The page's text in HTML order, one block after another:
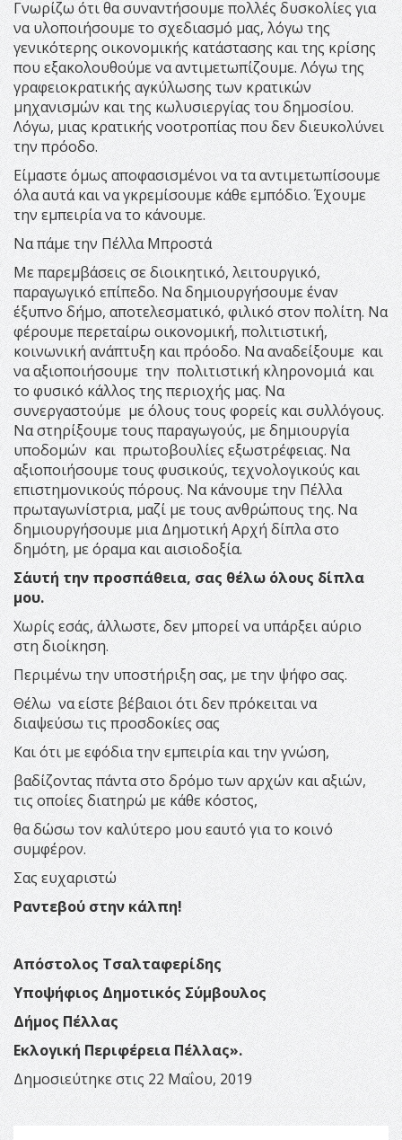
Γνωρίζω ότι θα συναντήσουμε πολλές δυσκολίες για
να υλοποιήσουμε το σχεδιασμό μας, λόγω της
γενικότερης οικονομικής κατάστασης και της κρίσης
που εξακολουθούμε να αντιμετωπίζουμε. Λόγω της
γραφειοκρατικής αγκύλωσης των κρατικών
μηχανισμών και της κωλυσιεργίας του δημοσίου.
Λόγω, μιας κρατικής νοοτροπίας που δεν διευκολύνει
την πρόοδο.
Είμαστε όμως αποφασισμένοι να τα αντιμετωπίσουμε
όλα αυτά και να γκρεμίσουμε κάθε εμπόδιο. Έχουμε
την εμπειρία να το κάνουμε.
Να πάμε την Πέλλα Μπροστά
Με παρεμβάσεις σε διοικητικό, λειτουργικό,
παραγωγικό επίπεδο. Να δημιουργήσουμε έναν
έξυπνο δήμο, αποτελεσματικό, φιλικό στον πολίτη. Να
φέρουμε περεταίρω οικονομική, πολιτιστική,
κοινωνική ανάπτυξη και πρόοδο. Να αναδείξουμε και
να αξιοποιήσουμε την πολιτιστική κληρονομιά και
το φυσικό κάλλος της περιοχής μας. Να
συνεργαστούμε με όλους τους φορείς και συλλόγους.
Να στηρίξουμε τους παραγωγούς, με δημιουργία
υποδομών και πρωτοβουλίες εξωστρέφειας. Να
αξιοποιήσουμε τους φυσικούς, τεχνολογικούς και
επιστημονικούς πόρους. Να κάνουμε την Πέλλα
πρωταγωνίστρια, μαζί με τους ανθρώπους της. Να
δημιουργήσουμε μια Δημοτική Αρχή δίπλα στο
δημότη, με όραμα και αισιοδοξία.
Σ΄αυτή την προσπάθεια, σας θέλω όλους δίπλα
μου.
Χωρίς εσάς, άλλωστε, δεν μπορεί να υπάρξει αύριο
στη διοίκηση.
Περιμένω την υποστήριξη σας, με την ψήφο σας.
Θέλω να είστε βέβαιοι ότι δεν πρόκειται να
διαψεύσω τις προσδοκίες σας
Και ότι με εφόδια την εμπειρία και την γνώση,
βαδίζοντας πάντα στο δρόμο των αρχών και αξιών,
τις οποίες διατηρώ με κάθε κόστος,
θα δώσω τον καλύτερο μου εαυτό για το κοινό
συμφέρον.
Σας ευχαριστώ
Ραντεβού στην κάλπη!
Απόστολος Τσαλταφερίδης
Υποψήφιος Δημοτικός Σύμβουλος
Δήμος Πέλλας
Εκλογική Περιφέρεια Πέλλας».
Δημοσιεύτηκε στις 22 Μαΐου, 2019